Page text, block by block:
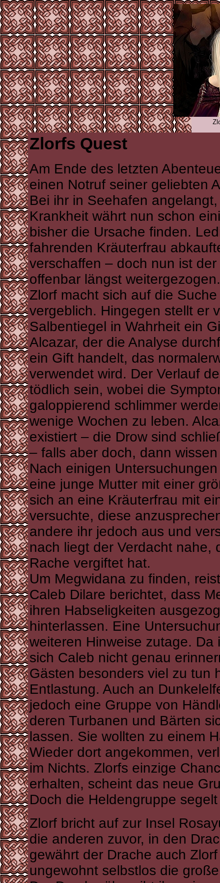
Zlorfs Quest
Am Ende des letzten
einen Notruf seiner geliebten
Bei ihr in Seehafen
Krankheit währt nun schon
bisher die Ursache finden.
fahrenden Kräuterfrau
verschaffen – doch nun ist
offenbar längst weitergezogen.
Zlorf macht sich auf die
vergeblich. Hingegen stellt er
Salbentiegel in Wahrheit ein
Alcazar, der die Analyse
ein Gift handelt, das
verwendet wird. Der Verlauf
tödlich sein, wobei die
galoppierend schlimmer
wenige Wochen zu leben.
existiert – die Drow sind
– falls aber doch, dann
Nach einigen
eine junge Mutter mit einer
sich an eine Kräuterfrau mit
versuchte, diese
andere ihr jedoch aus und
nach liegt der Verdacht nahe,
Rache vergiftet hat.
Um Megwidana zu finden,
Caleb Dilare berichtet, dass
ihren Habseligkeiten
hinterlassen. Eine
weiteren Hinweise zutage.
sich Caleb nicht genau
Gästen besonders viel zu tun
Entlastung. Auch an
jedoch eine Gruppe von
deren Turbanen und Bärten
lassen. Sie wollten zu einem
Wieder dort angekommen,
im Nichts. Zlorfs einzige
erhalten, scheint das neue
Doch die Heldengruppe
Zlorf bricht auf zur Insel
die anderen zuvor, in den
gewährt der Drache auch
ungewohnt selbstlos die